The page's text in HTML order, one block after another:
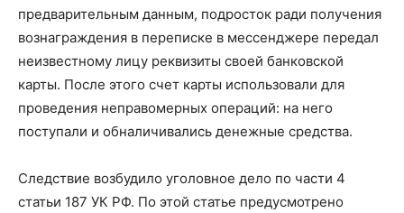
предварительным данным, подросток ради получения
вознаграждения в переписке в мессенджере передал
неизвестному лицу реквизиты своей банковской
карты. После этого счет карты использовали для
проведения неправомерных операций: на него
поступали и обналичивались денежные средства.
Следствие возбудило уголовное дело по части 4
статьи 187 УК РФ. По этой статье предусмотрено